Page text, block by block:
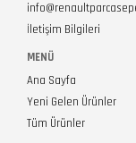
İletişim Bilgileri
MENÜ
Ana Sayfa
Yeni Gelen Ürünler
Tüm Ürünler